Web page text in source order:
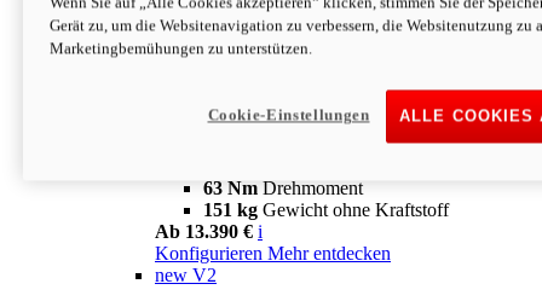
63 NmDrehmoment
151 kgGewicht ohne Kraftstoff
Ab 13.890 € i
63 Nm Drehmoment
151 kg Gewicht ohne Kraftstoff
Ab 13.390 € i
Konfigurieren Mehr entdecken
new V2
Gerät zu, um die Websitenavigation zu verbessern, die Websitenutzung zu
Marketingbemühungen zu unterstützen.
ALLE COOKIES
Cookie-Einstellungen